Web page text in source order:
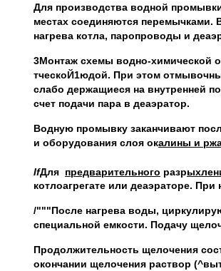
Для производства водной
местах соединяются перемычками.
нагрева котла, паропроводы и
3Монтаж схемы водно-химической
тческоЙ1юдой. При этом
слабо держащиеся на внутренней
счет подачи пара в деаэратор.
Водную промывку заканчивают
и оборудования слоя окалины и
IfДля предварительного разр
котлоагрегате или деаэраторе.
/"""После нагрева воды,
специальной емкости. Подачу
Продолжительность щелочения
окончании щелочения раствор